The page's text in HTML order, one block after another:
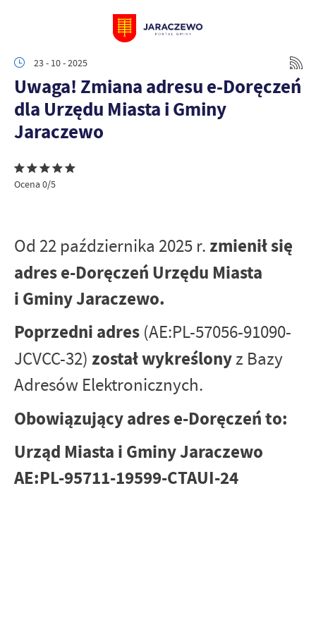
23 - 10 - 2025
Uwaga! Zmiana adresu e-Doręczeń
dla Urzędu Miasta i Gminy
Jaraczewo
Ocena 0/5
Od 22 października 2025 r. zmienił się
adres e-Doręczeń Urzędu Miasta
i Gminy Jaraczewo.
Poprzedni adres (AE:PL-57056-91090-
JCVCC-32) został wykreślonyz Bazy
Adresów Elektronicznych.
Obowiązujący adres e-Doręczeń to:
Urząd Miasta i Gminy Jaraczewo
AE:PL-95711-19599-CTAUI-24